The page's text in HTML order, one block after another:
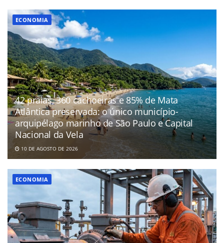
ECONOMIA
42 praias, 360 cachoeiras e 85% de Mata
Atlântica preservada: o único município-
arquipélago marinho de São Paulo e Capital
Nacional da Vela
10 DE AGOSTO DE 2026
ECONOMIA